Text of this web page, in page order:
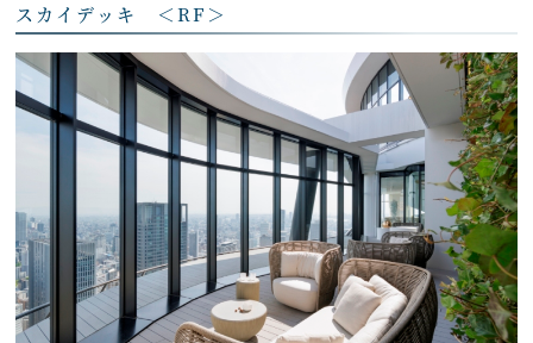
スカイデッキ ＜RF＞